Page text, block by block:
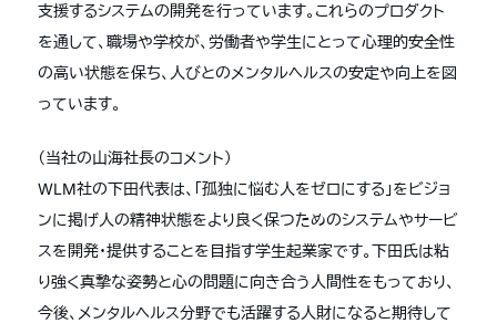
支援するシステムの開発を行っています。これらのプロダクト
を通して、職場や学校が、労働者や学生にとって心理的安全性
の高い状態を保ち、人びとのメンタルヘルスの安定や向上を図
っています。
（当社の山海社長のコメント）
WLM社の下田代表は、「孤独に悩む人をゼロにする」をビジョ
ンに掲げ人の精神状態をより良く保つためのシステムやサービ
スを開発・提供することを目指す学生起業家です。下田氏は粘
り強く真摯な姿勢と心の問題に向き合う人間性をもっており、
今後、メンタルヘルス分野でも活躍する人財になると期待して